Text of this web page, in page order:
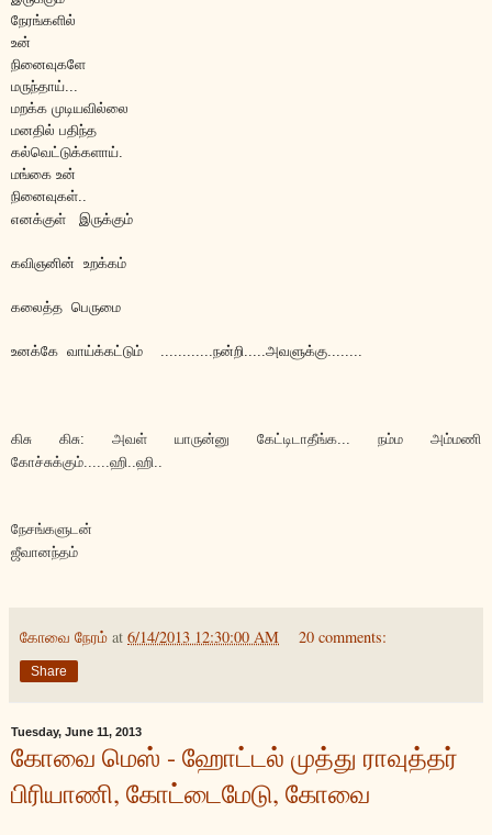
நேரங்களில்
உன்
நினைவுகளே
மருந்தாய்...
மறக்க முடியவில்லை
மனதில் பதிந்த
கல்வெட்டுக்களாய்.
மங்கை உன்
நினைவுகள்..
எனக்குள் இருக்கும்
கவிஞனின் உறக்கம்
கலைத்த பெருமை
உனக்கே வாய்க்கட்டும் ............நன்றி.....அவளுக்கு........
கிசு கிசு: அவள் யாருன்னு கேட்டிடாதீங்க... நம்ம அம்மணி
கோச்சுக்கும்......ஹி..ஹி..
நேசங்களுடன்
ஜீவானந்தம்
கோவை நேரம் at 6/14/2013 12:30:00 AM 20 comments:
Share
Tuesday, June 11, 2013
கோவை மெஸ் - ஹோட்டல் முத்து ராவுத்தர்
பிரியாணி, கோட்டைமேடு, கோவை